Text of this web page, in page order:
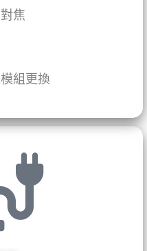
焦
組更換